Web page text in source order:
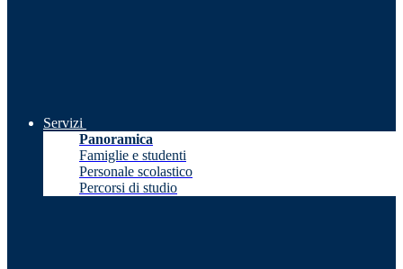
Servizi
Panoramica
Famiglie e studenti
Personale scolastico
Percorsi di studio